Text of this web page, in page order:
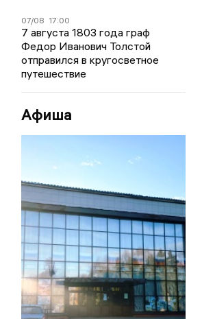
07/08 17:00
7 августа 1803 года граф
Федор Иванович Толстой
отправился в кругосветное
путешествие
Афиша